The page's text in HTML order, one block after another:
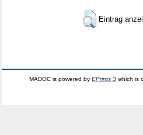
Eintrag
MADOC is powered byEPrints 3 which is